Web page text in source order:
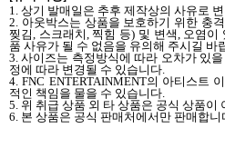
1. 상기 발매일은 추후 제작상의 사유로
2. 아웃박스는 상품을 보호하기 위한 충
찢김, 스크래치, 찍힘 등) 및 변색, 오염이
품 사유가 될 수 없음을 유의해 주시길 바
3.사이즈는 측정방식에 따라 오차가 있
정에 따라 변경될 수 있습니다.
4. FNC ENTERTAINMENT의 아티스트
적인 책임을 물을 수 있습니다.
5. 위 취급 상품 외 타 상품은 공식 상품이
6. 본 상품은 공식 판매처에서만 판매합니